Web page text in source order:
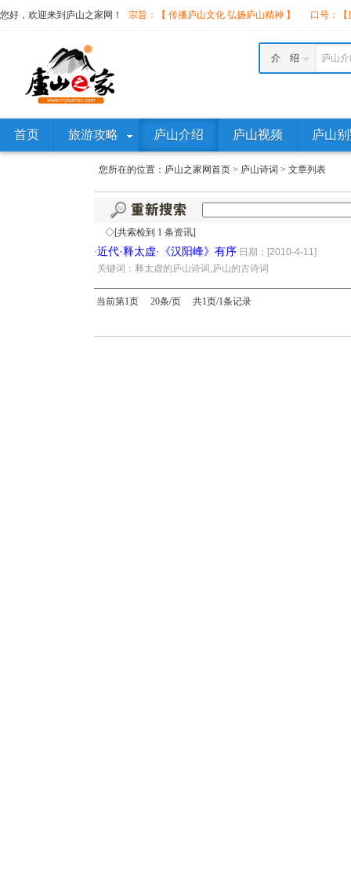
您好，欢迎来到庐山之家网！ 宗旨：【 传播庐山文化 弘扬庐山精神 】 口号：
庐山
介 绍
首页 旅游攻略 庐山介绍 庐山视频 庐山
您所在的位置： 庐山之家网首页 > 庐山诗词 > 文章列表
◇[共索检到 1 条资讯]
·近代·释太虚·《汉阳峰》有序 日期：[2010-4-11]
关键词：释太虚的庐山诗词,庐山的古诗词
当前第1页 20条/页 共1页/1条记录